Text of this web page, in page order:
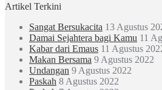
Artikel Terkini
Sangat Bersukacita 13 Agustus
Damai Sejahtera bagi Kamu 11
Kabar dari Emaus 11 Agustus
Makan Bersama 9 Agustus 2022
Undangan 9 Agustus 2022
Paskah 8 Agustus 2022